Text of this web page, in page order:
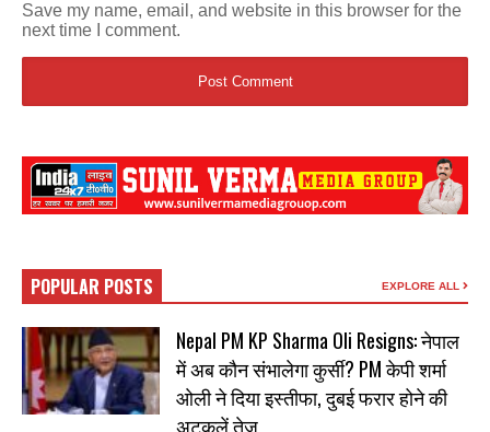
Save my name, email, and website in this browser for the
next time I comment.
POPULAR POSTS EXPLORE ALL
Nepal PM KP Sharma Oli Resigns: नेपाल
में अब कौन संभालेगा कुर्सी? PM केपी शर्मा
ओली ने दिया इस्तीफा, दुबई फरार होने की
अटकलें तेज